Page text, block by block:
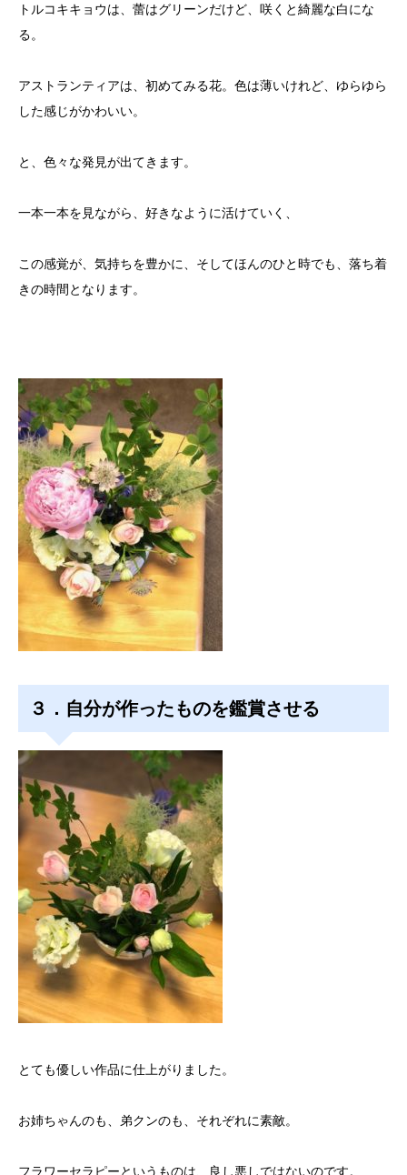
トルコキキョウは、蕾はグリーンだけど、咲くと綺麗な白にな
る。
アストランティアは、初めてみる花。色は薄いけれど、ゆらゆら
した感じがかわいい。
と、色々な発見が出てきます。
一本一本を見ながら、好きなように活けていく、
この感覚が、気持ちを豊かに、そしてほんのひと時でも、落ち着
きの時間となります。
３．自分が作ったものを鑑賞させる
とても優しい作品に仕上がりました。
お姉ちゃんのも、弟クンのも、それぞれに素敵。
フラワーセラピーというものは、良し悪しではないのです。